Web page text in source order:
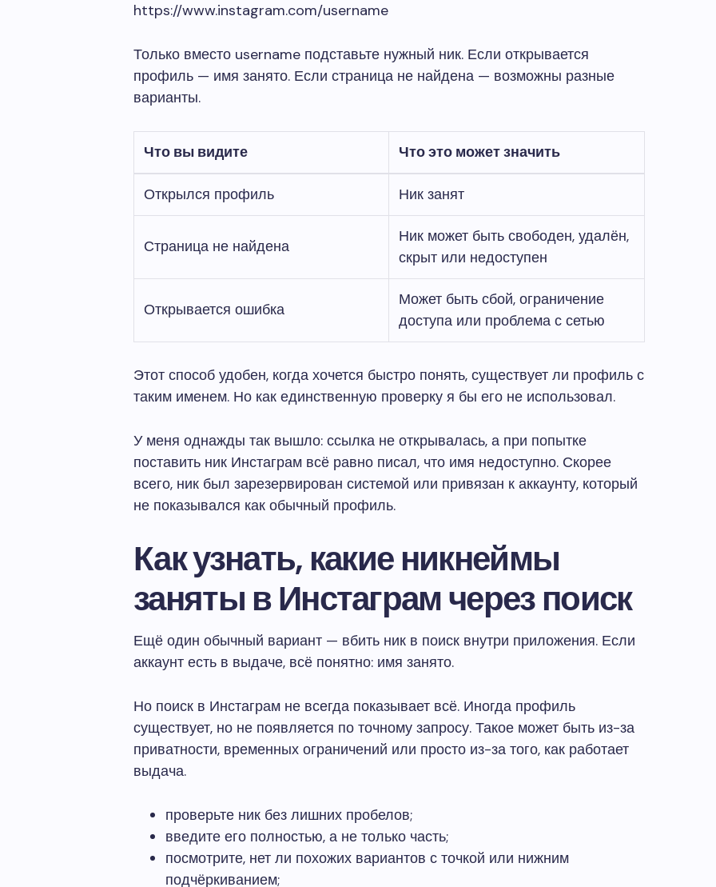
https://www.instagram.com/username
Только вместо username подставьте нужный ник. Если открывается
профиль — имя занято. Если страница не найдена — возможны разные
варианты.
Что вы видите Что это может значить
Открылся профиль Ник занят
Страница не найдена
Ник может быть свободен, удалён,
скрыт или недоступен
Открывается ошибка
Может быть сбой, ограничение
доступа или проблема с сетью
Этот способ удобен, когда хочется быстро понять, существует ли профиль с
таким именем. Но как единственную проверку я бы его не использовал.
У меня однажды так вышло: ссылка не открывалась, а при попытке
поставить ник Инстаграм всё равно писал, что имя недоступно. Скорее
всего, ник был зарезервирован системой или привязан к аккаунту, который
не показывался как обычный профиль.
Как узнать, какие никнеймы
заняты в Инстаграм через поиск
Ещё один обычный вариант — вбить ник в поиск внутри приложения. Если
аккаунт есть в выдаче, всё понятно: имя занято.
Но поиск в Инстаграм не всегда показывает всё. Иногда профиль
существует, но не появляется по точному запросу. Такое может быть из-за
приватности, временных ограничений или просто из-за того, как работает
выдача.
проверьте ник без лишних пробелов;
введите его полностью, а не только часть;
посмотрите, нет ли похожих вариантов с точкой или нижним
подчёркиванием;